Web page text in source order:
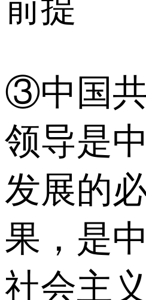
前提
③中国
领导是
发展的
果，是
社会主